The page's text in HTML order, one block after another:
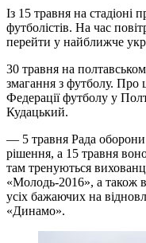
Із 15 травня на стадіоні
футболістів. На час
перейти у найближче
30 травня на
змагання з футболу. Про
Федерації футболу у
Кудацький.
— 5 травня Рада оборони
рішення, а 15 травня
там тренуються
«Молодь-2016», а також
усіх бажаючих на
«Динамо».